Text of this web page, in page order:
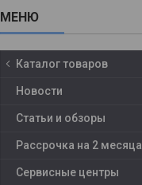
Каталог товаров
Новости
Статьи и обзоры
Рассрочка на 2 месяца
Сервисные центры